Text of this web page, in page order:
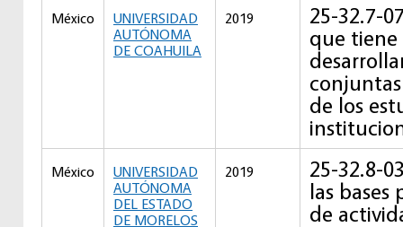
México
UNIVERSIDAD
AUTÓNOMA
DE COAHUILA
2019
25-32.7-
que
de los
México
UNIVERSIDAD
AUTÓNOMA
DEL ESTADO
DE MORELOS
2019
25-32.8-
las bases
de